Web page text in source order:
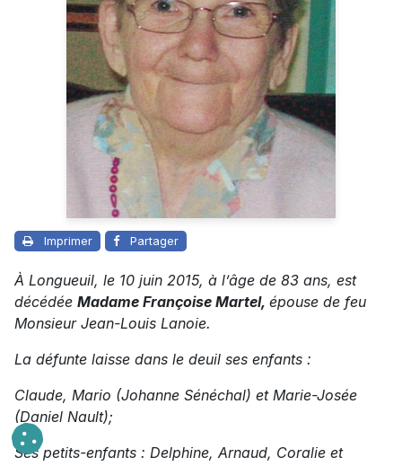
Imprimer Partager
À Longueuil, le 10 juin 2015, à l’âge de 83 ans, est
décédée Madame Françoise Martel, épouse de feu
Monsieur Jean-Louis Lanoie.
La défunte laisse dans le deuil ses enfants :
Claude, Mario (Johanne Sénéchal) et Marie-Josée
(Daniel Nault);
Ses petits-enfants : Delphine, Arnaud, Coralie et